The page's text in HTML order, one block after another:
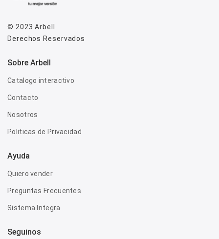
© 2023Arbell
Derechos Reservados
Sobre Arbell
Catalogo interactivo
Contacto
Nosotros
Politicas de Privacidad
Ayuda
Quiero vender
Preguntas Frecuentes
Sistema Integra
Seguinos